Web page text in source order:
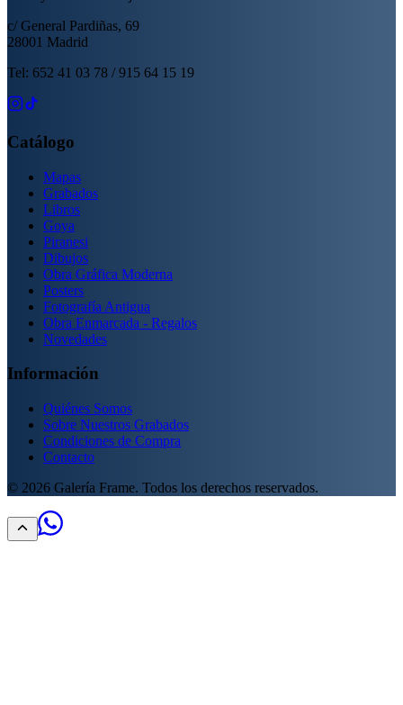
c/ General Pardiñas, 69
28001 Madrid
Tel: 652 41 03 78 / 915 64 15 19
Catálogo
Mapas
Grabados
Libros
Goya
Piranesi
Dibujos
Obra Gráfica Moderna
Posters
Fotografía Antigua
Obra Enmarcada - Regalos
Novedades
Información
Quiénes Somos
Sobre Nuestros Grabados
Condiciones de Compra
Contacto
© 2026 Galería Frame. Todos los derechos reservados.